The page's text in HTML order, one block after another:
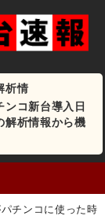
析情
コ新台導入日
解析情報から機
チンコに使った時